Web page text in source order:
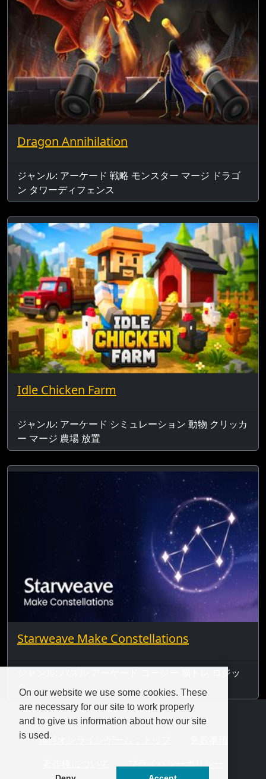
Dragon Annihilation
ジャンル: アーケード 戦略 モンスター マージ ドラゴ
ン タワーディフェンス
Idle Chicken Farm
ジャンル: アーケード シミュレーション 動物 クリッカ
ー マージ 農場 放置
Starweave Make Constellations
ジャンル: パズル アーケード コージー 脳トレ ロジッ
ク
無料オンラインゲーム：トップ
プライバシーポリシー
On our website we use some cookies. These
are necessary for our site to work properly
and to give us information about how our site
is used.